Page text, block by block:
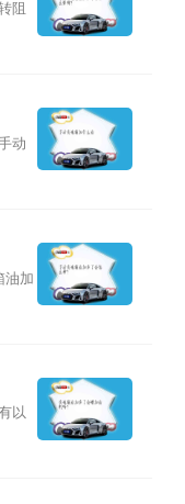
阻
动
油加
以